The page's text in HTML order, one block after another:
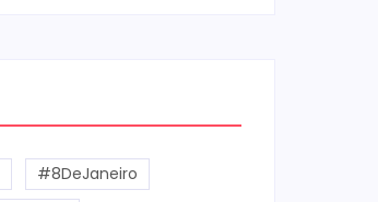
#8DeJaneiro